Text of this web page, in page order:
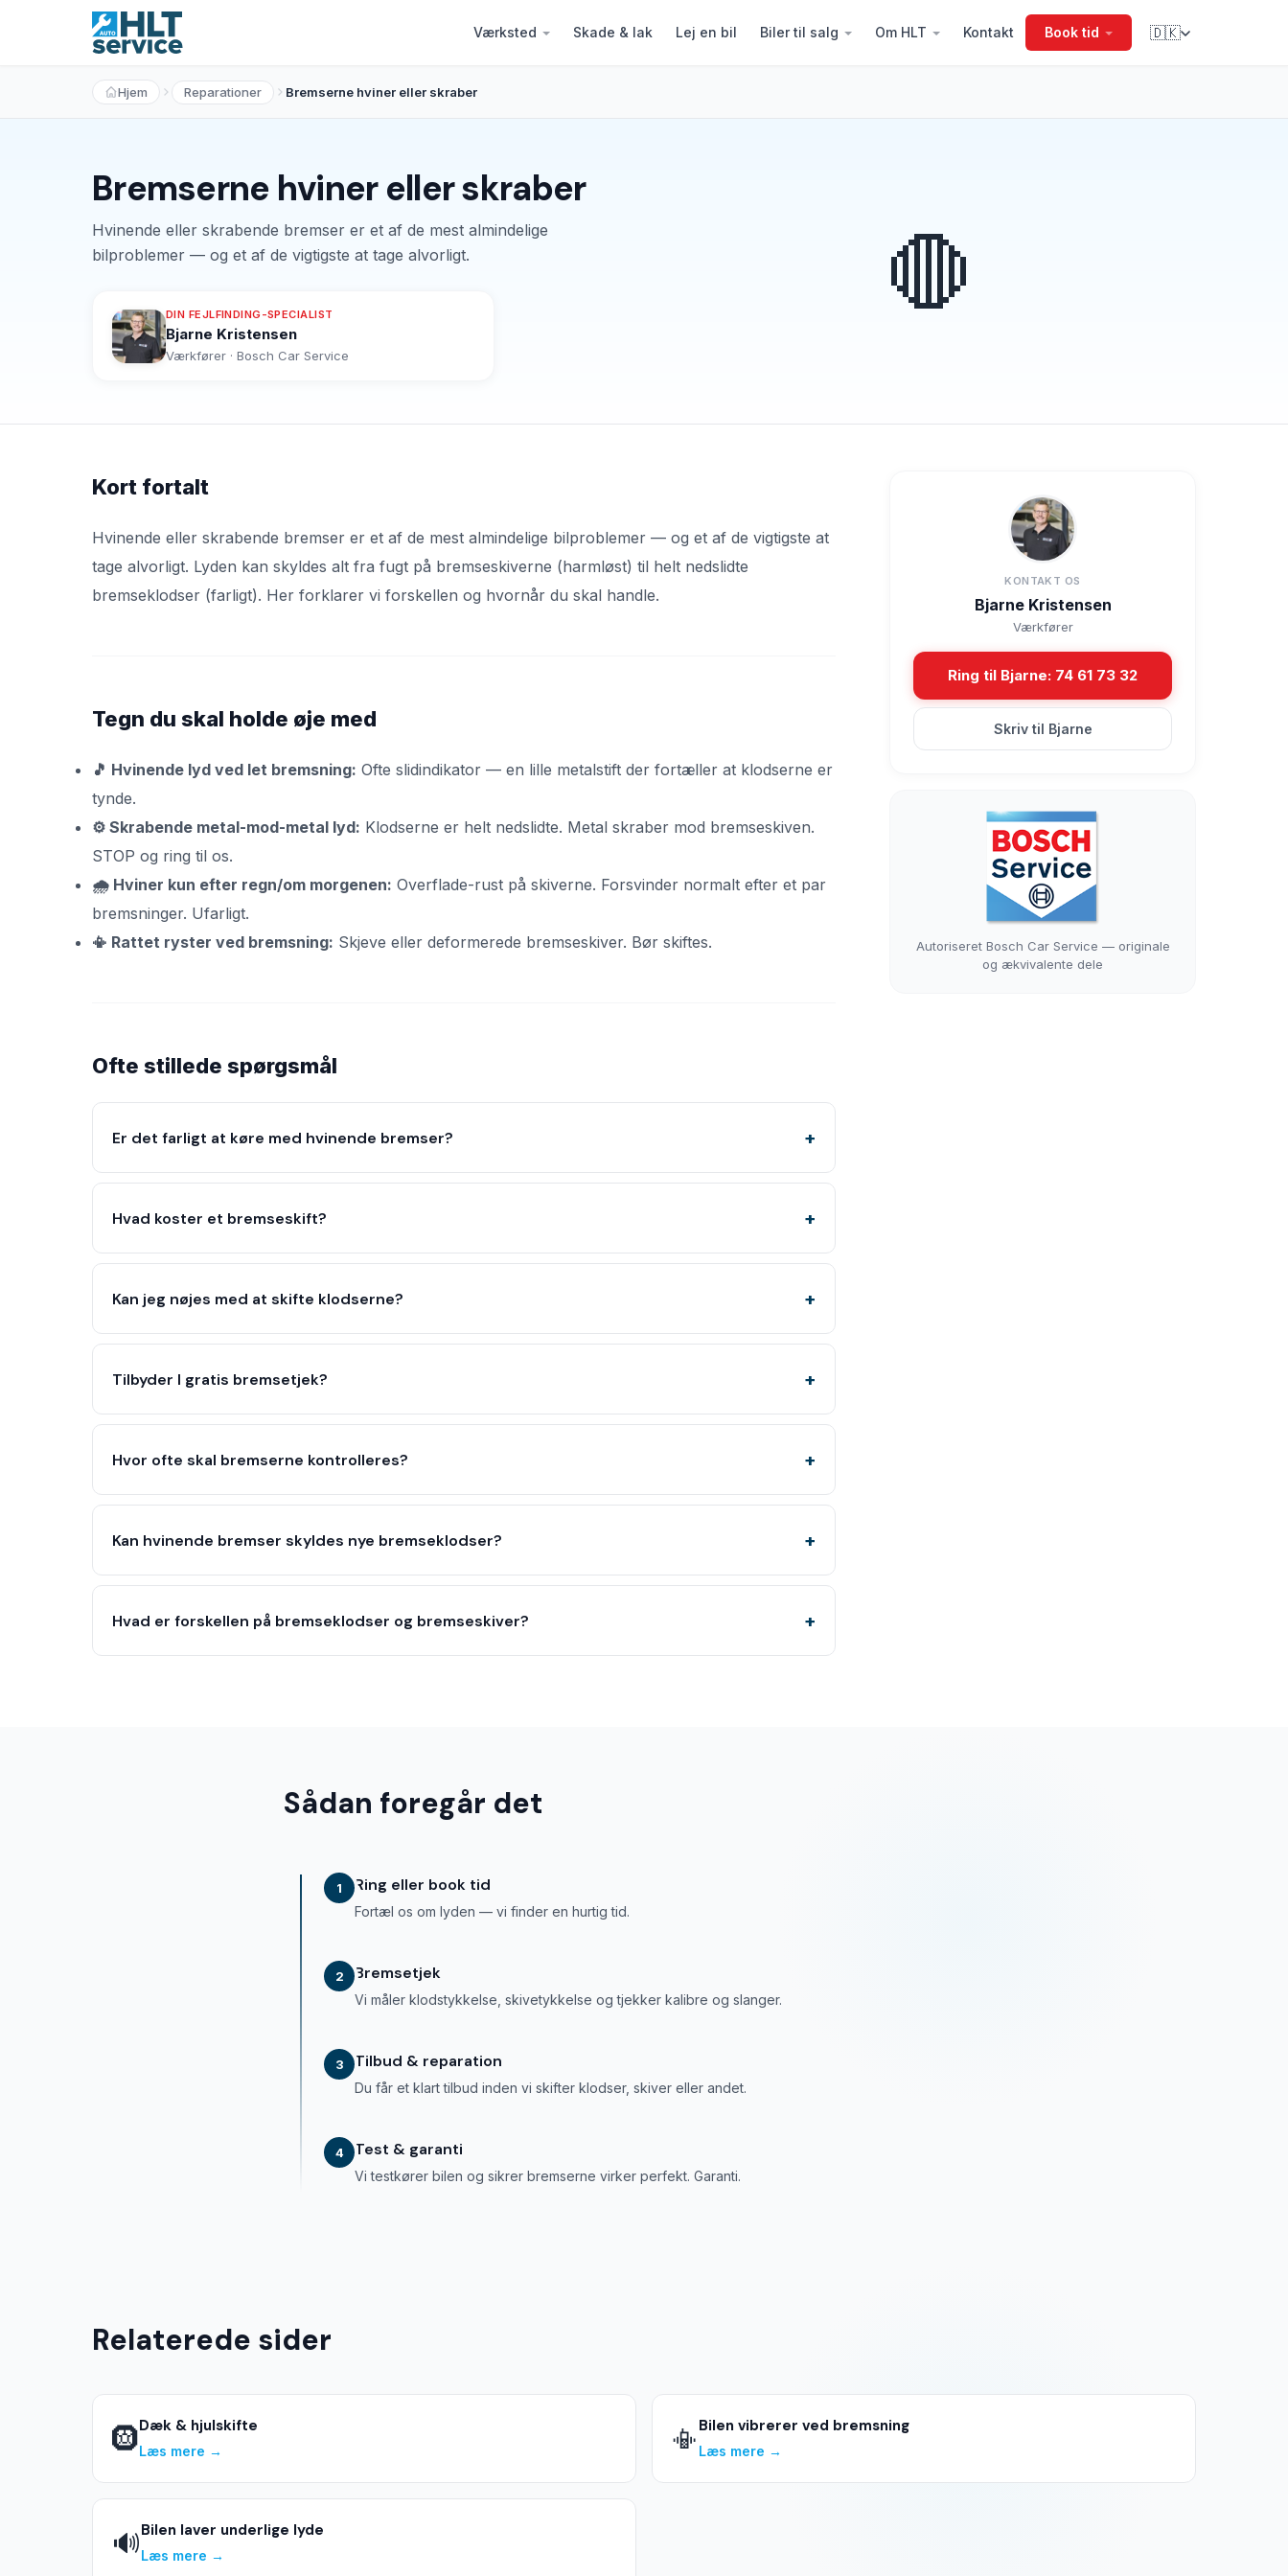
Værksted Skade & lak Lej en bil Biler til salg Om HLT Kontakt Book tid 🇩🇰
Hjem Reparationer Bremserne hviner eller skraber
Bremserne hviner eller skraber
Hvinende eller skrabende bremser er et af de mest almindelige
bilproblemer — og et af de vigtigste at tage alvorligt.
DIN FEJLFINDING-SPECIALIST
Bjarne Kristensen
Værkfører · Bosch Car Service
🛑
Kort fortalt
Hvinende eller skrabende bremser er et af de mest almindelige bilproblemer — og et af de vigtigste at
tage alvorligt. Lyden kan skyldes alt fra fugt på bremseskiverne (harmløst) til helt nedslidte
bremseklodser (farligt). Her forklarer vi forskellen og hvornår du skal handle.
Tegn du skal holde øje med
🎵 Hvinende lyd ved let bremsning: Ofte slidindikator — en lille metalstift der fortæller at klodserne er
tynde.
⚙️ Skrabende metal-mod-metal lyd: Klodserne er helt nedslidte. Metal skraber mod bremseskiven.
STOP og ring til os.
🌧️ Hviner kun efter regn/om morgenen: Overflade-rust på skiverne. Forsvinder normalt efter et par
bremsninger. Ufarligt.
📳 Rattet ryster ved bremsning: Skjeve eller deformerede bremseskiver. Bør skiftes.
Ofte stillede spørgsmål
Er det farligt at køre med hvinende bremser?
Hvad koster et bremseskift?
Kan jeg nøjes med at skifte klodserne?
Tilbyder I gratis bremsetjek?
Hvor ofte skal bremserne kontrolleres?
Kan hvinende bremser skyldes nye bremseklodser?
Hvad er forskellen på bremseklodser og bremseskiver?
KONTAKT OS
Bjarne Kristensen
Værkfører
Ring til Bjarne: 74 61 73 32
Skriv til Bjarne
Autoriseret Bosch Car Service — originale
og ækvivalente dele
Sådan foregår det
1 Ring eller book tid
Fortæl os om lyden — vi finder en hurtig tid.
2 Bremsetjek
Vi måler klodstykkelse, skivetykkelse og tjekker kalibre og slanger.
3 Tilbud & reparation
Du får et klart tilbud inden vi skifter klodser, skiver eller andet.
4 Test & garanti
Vi testkører bilen og sikrer bremserne virker perfekt. Garanti.
Relaterede sider
🛞Dæk & hjulskifte
Læs mere → 📳 Bilen vibrerer ved bremsning
Læs mere →
🔊Bilen laver underlige lyde
Læs mere →